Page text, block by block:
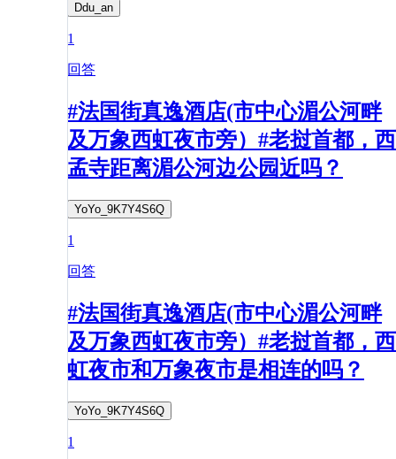
Ddu_an
1
回答
#法国街真逸酒店(市中心湄公河畔
及万象西虹夜市旁）#老挝首都，西
孟寺距离湄公河边公园近吗？
YoYo_9K7Y4S6Q
1
回答
#法国街真逸酒店(市中心湄公河畔
及万象西虹夜市旁）#老挝首都，西
虹夜市和万象夜市是相连的吗？
YoYo_9K7Y4S6Q
1